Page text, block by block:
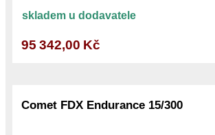
skladem u dodavatele
95 342,00 Kč
Comet FDX Endurance 15/300